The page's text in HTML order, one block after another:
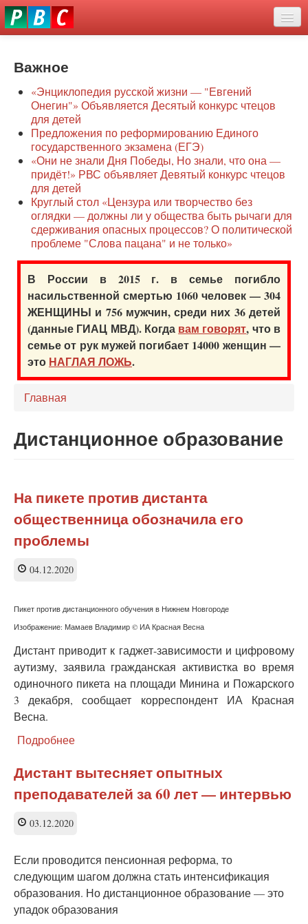
Перейти
к
О нас
Защита семей
Образование
Наше сопротивление
Регионы
Видео
Важное
«Энциклопедия русской жизни — "Евгений
Онегин"» Объявляется Десятый конкурс чтецов
для детей
Предложения по реформированию Единого
государственного экзамена (ЕГЭ)
«Они не знали Дня Победы, Но знали, что она —
придёт!» РВС объявляет Девятый конкурс чтецов
для детей
Круглый стол «Цензура или творчество без
оглядки — должны ли у общества быть рычаги для
сдерживания опасных процессов? О политической
проблеме "Слова пацана" и не только»
В России в 2015 г. в семье погибло
насильственной смертью 1060 человек — 304
ЖЕНЩИНЫ и 756 мужчин, среди них 36 детей
(данные ГИАЦ МВД). Когда вам говорят, что в
семье от рук мужей погибает 14000 женщин —
это НАГЛАЯ ЛОЖЬ.
Главная
Дистанционное образование
На пикете против дистанта
общественница обозначила его
проблемы
04.12.2020
Пикет против дистанционного обучения в Нижнем Новгороде
Изображение: Мамаев Владимир © ИА Красная Весна
Дистант приводит к гаджет-зависимости и цифровому
аутизму, заявила гражданская активистка во время
одиночного пикета на площади Минина и Пожарского
3 декабря, сообщает корреспондент ИА Красная
Весна.
Подробнее
пикете
против
дистанта
Дистант вытесняет опытных
преподавателей за 60 лет — интервью
03.12.2020
Если проводится пенсионная реформа, то
следующим шагом должна стать интенсификация
образования. Но дистанционное образование — это
упадок образования